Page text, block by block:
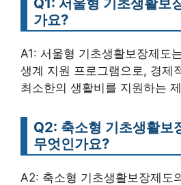
가요?
A1: 서울형 기초생활보장제도
생계 지원 프로그램으로, 경제
최소한의 생활비를 지원하는
Q2: 축소형 기초생활보
무엇인가요?
A2: 축소형 기초생활보장제도